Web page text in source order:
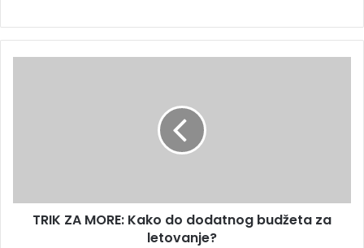
TRIK ZA MORE: Kako do dodatnog budžeta za
letovanje?